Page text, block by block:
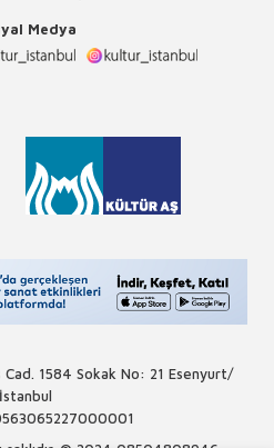
Medya
1584 Sokak No: 21 Esenyurt/
İstanbul